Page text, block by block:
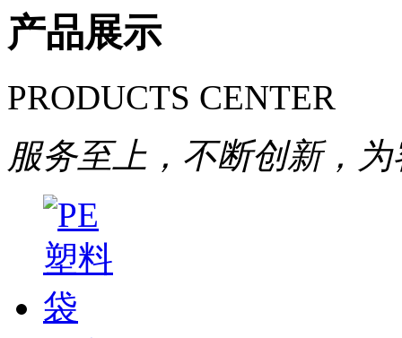
产品展示
PRODUCTS CENTER
服务至上，不断创新，